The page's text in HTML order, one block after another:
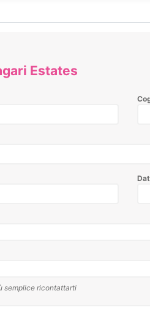
Estates
semplice ricontattarti